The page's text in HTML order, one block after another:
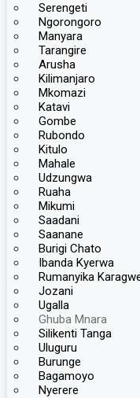
Serengeti
Ngorongoro
Manyara
Tarangire
Arusha
Kilimanjaro
Mkomazi
Katavi
Gombe
Rubondo
Kitulo
Mahale
Udzungwa
Ruaha
Mikumi
Saadani
Saanane
Burigi Chato
Ibanda Kyerwa
Rumanyika
Jozani
Ugalla
Ghuba Mnara
Silikenti Tanga
Uluguru
Burunge
Bagamoyo
Nyerere